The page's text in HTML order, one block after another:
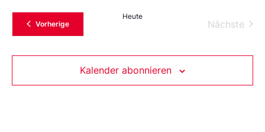
VorherigeVeranstaltungen
Heute
Nächste
Kalender abonnieren